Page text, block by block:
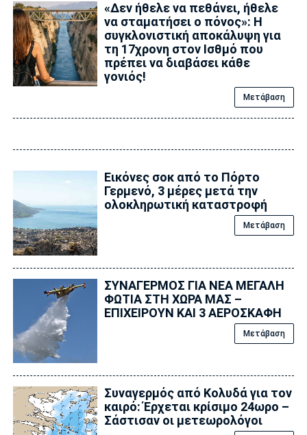
«Δεν ήθελε να πεθάνει, ήθελε
να σταματήσει ο πόνος»: Η
συγκλονιστική αποκάλυψη για
τη 17χρονη στον Ισθμό που
πρέπει να διαβάσει κάθε
γονιός!
Μετάβαση
Εικόνες σοκ από το Πόρτο
Γερμενό, 3 μέρες μετά την
ολοκληρωτική καταστροφή
Μετάβαση
ΣΥΝΑΓΕΡΜΟΣ ΓΙΑ ΝΕΑ ΜΕΓΑΛΗ
ΦΩΤΙΑ ΣΤΗ ΧΩΡΑ ΜΑΣ –
ΕΠΙΧΕΙΡΟΥΝ ΚΑΙ 3 ΑΕΡΟΣΚΑΦΗ
Μετάβαση
Συναγερμός από Κολυδά για τον
καιρό: Έρχεται κρίσιμο 24ωρο –
Σάστισαν οι μετεωρολόγοι